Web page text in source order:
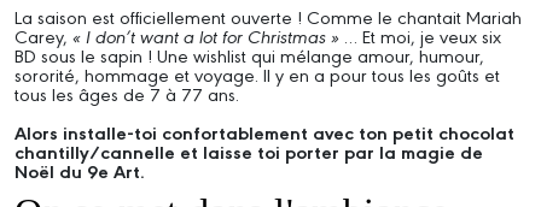
La saison est officiellement ouverte ! Comme le chantait Mariah
Carey, « I don’t want a lot for Christmas » … Et moi, je veux six
BD sous le sapin ! Une wishlist qui mélange amour, humour,
sororité, hommage et voyage. Il y en a pour tous les goûts et
tous les âges de 7 à 77 ans.
Alors installe-toi confortablement avec ton petit chocolat
chantilly/cannelle et laisse toi porter par la magie de
Noël du 9e Art.